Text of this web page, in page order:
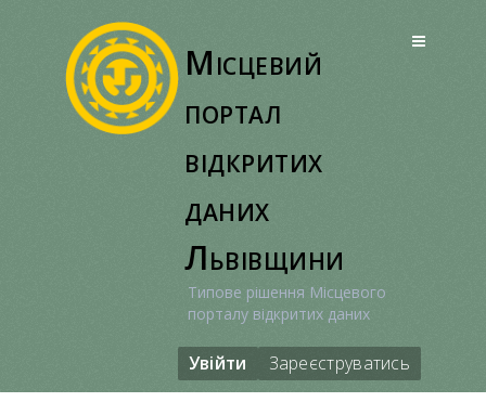
Місцевий
портал
відкритих
даних
Львівщини
Типове рішення Місцевого
порталу відкритих даних
Увійти Зареєструватись